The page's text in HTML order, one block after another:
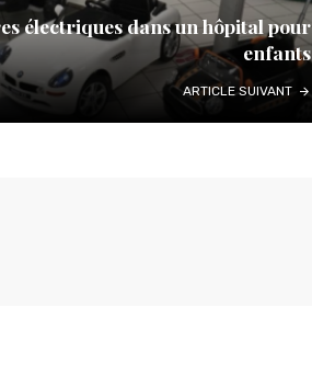
électriques dans un hôpital pour
enfants
ARTICLE SUIVANT